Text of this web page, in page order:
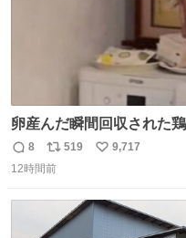
卵産んだ瞬間回収された鶏
返
信
8
リ
ポ
数
519
い
数
9,717
12時間前